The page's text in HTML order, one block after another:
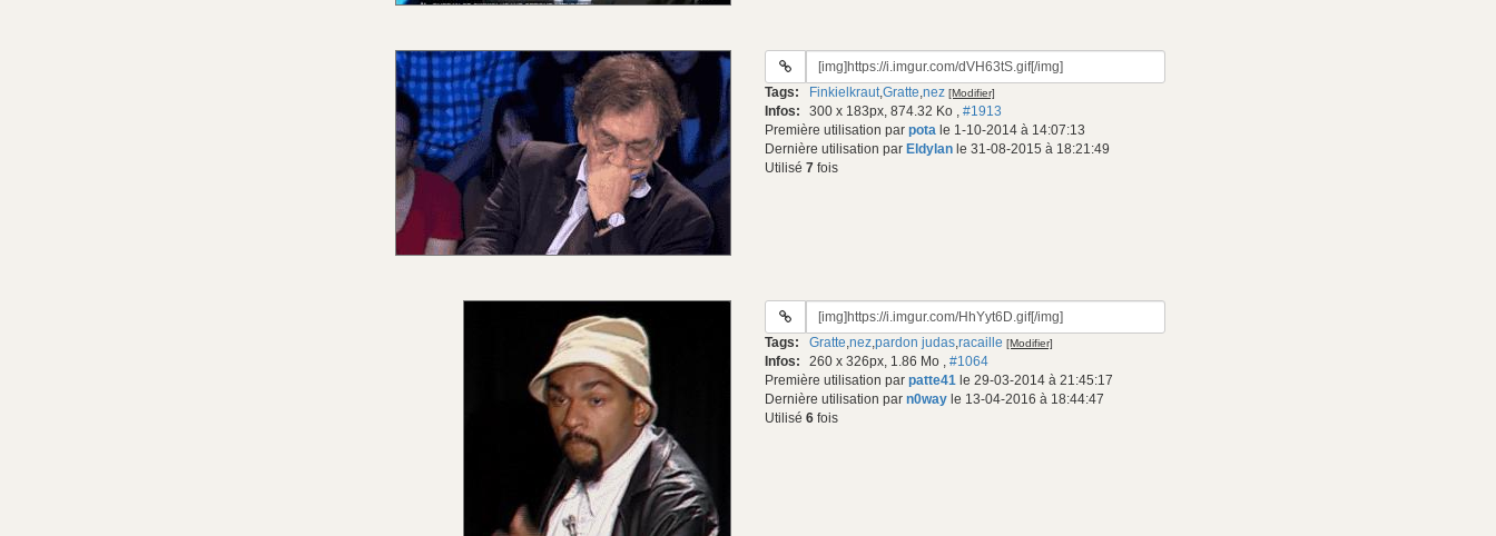
URL
gif:
Tags: Finkielkraut,Gratte,nez [Modifier]
Infos: 300 x 183px, 874.32 Ko , #1913
Première utilisation par pota le 1-10-2014 à 14:07:13
Dernière utilisation par Eldylan le 31-08-2015 à 18:21:49
Utilisé 7 fois
URL
gif:
Tags: Gratte,nez,pardon judas,racaille [Modifier]
Infos: 260 x 326px, 1.86 Mo , #1064
Première utilisation par patte41 le 29-03-2014 à 21:45:17
Dernière utilisation par n0way le 13-04-2016 à 18:44:47
Utilisé 6 fois